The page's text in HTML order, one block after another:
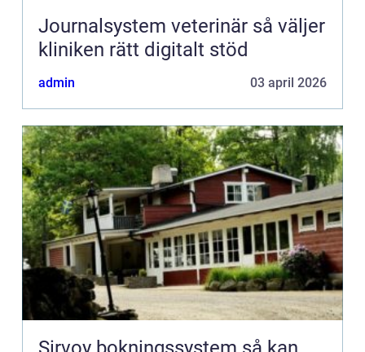
Journalsystem veterinär så väljer
kliniken rätt digitalt stöd
admin 03 april 2026